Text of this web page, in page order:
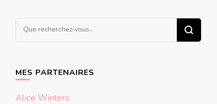
Vous
recherchiez
MES PARTENAIRES
Alice Winters